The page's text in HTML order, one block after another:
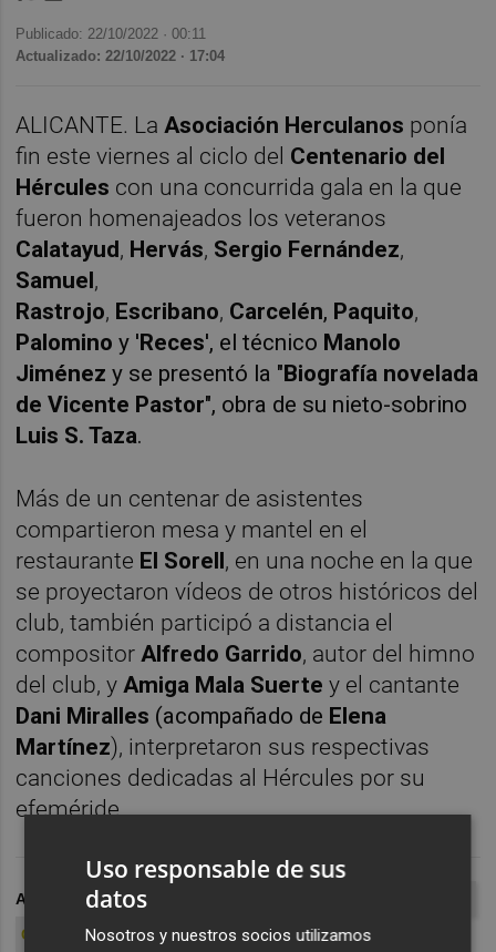
Publicado: 22/10/2022 ·00:11
Actualizado: 22/10/2022 · 17:04
ALICANTE. La Asociación Herculanos ponía
fin este viernes al ciclo del Centenario del
Hércules con una concurrida gala en la que
fueron homenajeados los veteranos
Calatayud, Hervás, Sergio Fernández,
Samuel,
Rastrojo, Escribano, Carcelén, Paquito,
Palomino y 'Reces', el técnico Manolo
Jiménez y se presentó la "Biografía novelada
de Vicente Pastor", obra de su nieto-sobrino
Luis S. Taza.
Más de un centenar de asistentes
compartieron mesa y mantel en el
restaurante El Sorell, en una noche en la que
se proyectaron vídeos de otros históricos del
club, también participó a distancia el
compositor Alfredo Garrido, autor del himno
del club, y Amiga Mala Suerte y el cantante
Dani Miralles (acompañado de Elena
Martínez), interpretaron sus respectivas
canciones dedicadas al Hércules por su
efeméride.
ARCHIVADO EN ASOCIACIÓN HERCULANOS
CENTENARIO HCF
Uso responsable de sus
datos
Nosotros y nuestros socios utilizamos